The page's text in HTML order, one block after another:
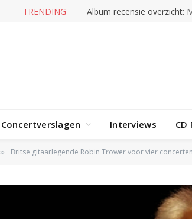
TRENDING Album recensie overzicht:
Concertverslagen Interviews CD
» Britse gitaarlegende Robin Trower voor vier